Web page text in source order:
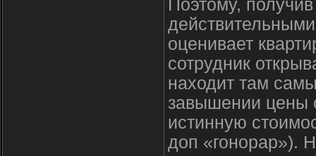
Поэтому,
оценивает
сотрудник
находит там
завышении цены
истинную
доп «гонорар»).